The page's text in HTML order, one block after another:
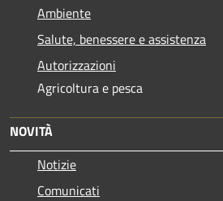
Ambiente
Salute, benessere e assistenza
Autorizzazioni
Agricoltura e pesca
NOVITÀ
Notizie
Comunicati